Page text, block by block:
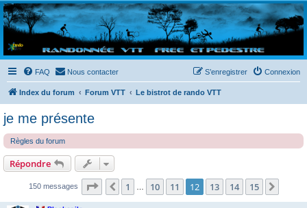
Randovttfree.fr
Bienvenue sur le site des randos vtt et pédestre de Bretagne . Bonne navigation sur le site
et bonnes randos dans l'Ouest !
FAQ Nous contacter Connexion
S’enregistrer
Index du forum Forum VTT Le bistrot de rando VTT
je me présente
Règles du forum
Répondre
150 messages Page 12 sur 15
Précédente
1 10 11 12 13 14 15